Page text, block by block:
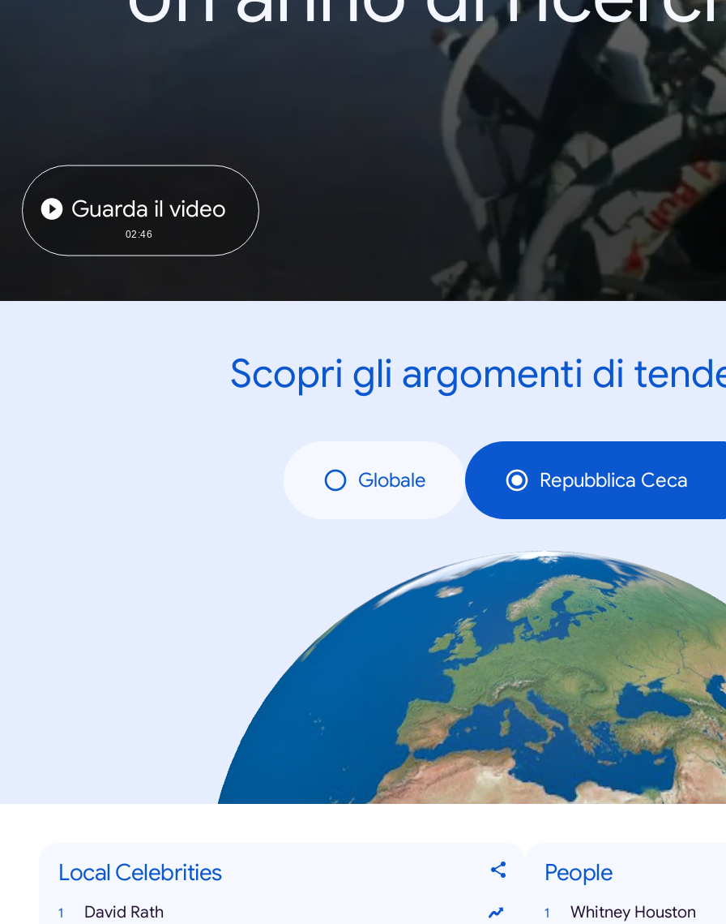
Guarda il video
02:46
Scopri gli argomenti di
Globale Repubblica Ceca
Local Celebrities
David Rath
People
Whitney Houston